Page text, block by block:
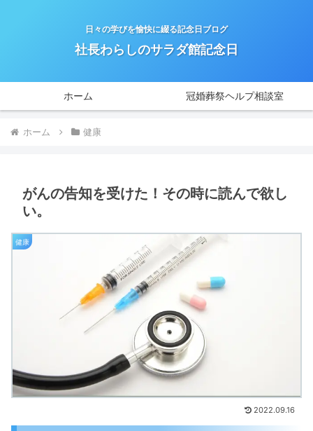
日々の学びを愉快に綴る記念日ブログ
社長わらしのサラダ館記念日
ホーム 冠婚葬祭ヘルプ相談室
ホーム 健康
がんの告知を受けた！その時に読んで欲し
い。
健康
2022.09.16